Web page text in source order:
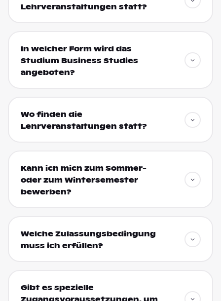
Lehrveranstaltungen statt?
In welcher Form wird das
Studium Business Studies
angeboten?
Wo finden die
Lehrveranstaltungen statt?
Kann ich mich zum Sommer-
oder zum Wintersemester
bewerben?
Welche Zulassungsbedingung
muss ich erfüllen?
Gibt es spezielle